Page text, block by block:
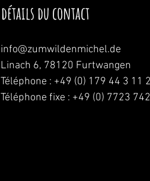
détails du contact
info@zumwildenmichel.de
Linach 6, 78120 Furtwangen
Téléphone : +49 (0) 179 44 3 11
Téléphone fixe : +49 (0) 7723